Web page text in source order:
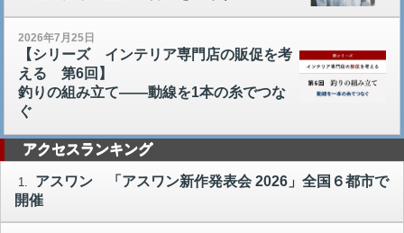
2026年7月25日
【シリーズ インテリア専門店の販促を考
える 第6回】
釣りの組み立て――動線を1本の糸でつな
ぐ
アクセスランキング
1.
アスワン 「アスワン新作発表会 2026」全国６都市で
開催